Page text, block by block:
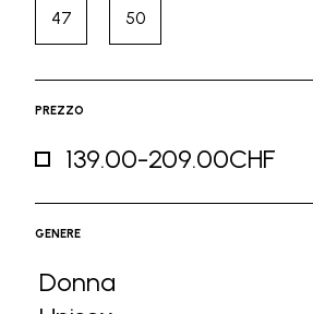
47Refine by Taglia: 47
50Refine by Taglia: 50
PREZZO
139.00-209.00CHF
GENERE
Donna